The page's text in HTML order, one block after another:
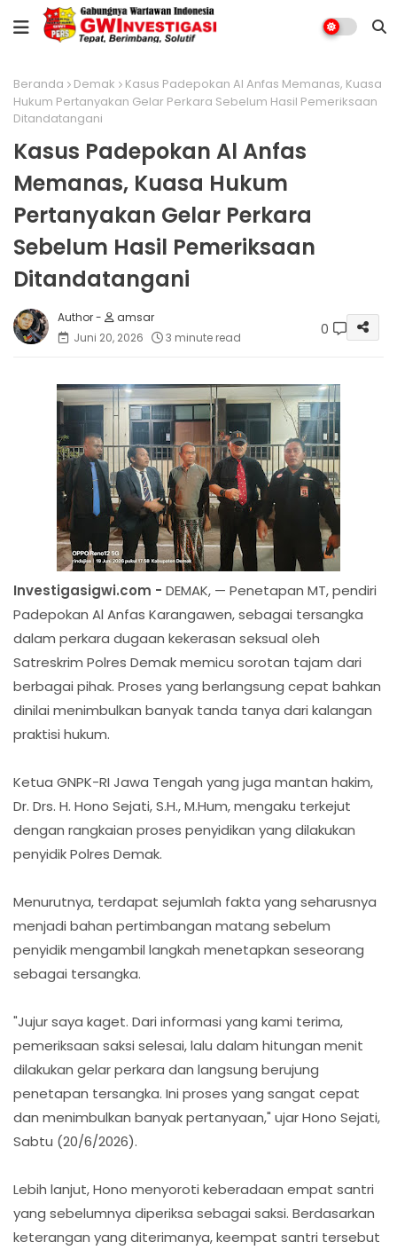
Beranda Demak
Kasus Padepokan Al Anfas Memanas, Kuasa
Hukum Pertanyakan Gelar Perkara Sebelum Hasil Pemeriksaan
Ditandatangani
Kasus Padepokan Al Anfas
Memanas, Kuasa Hukum
Pertanyakan Gelar Perkara
Sebelum Hasil Pemeriksaan
Ditandatangani
amsar
Juni 20, 2026
3 minute read 0
Investigasigwi.com - DEMAK, — Penetapan MT, pendiri
Padepokan Al Anfas Karangawen, sebagai tersangka
dalam perkara dugaan kekerasan seksual oleh
Satreskrim Polres Demak memicu sorotan tajam dari
berbagai pihak. Proses yang berlangsung cepat bahkan
dinilai menimbulkan banyak tanda tanya dari kalangan
praktisi hukum.
Ketua GNPK-RI Jawa Tengah yang juga mantan hakim,
Dr. Drs. H. Hono Sejati, S.H., M.Hum, mengaku terkejut
dengan rangkaian proses penyidikan yang dilakukan
penyidik Polres Demak.
Menurutnya, terdapat sejumlah fakta yang seharusnya
menjadi bahan pertimbangan matang sebelum
penyidik mengambil langkah menetapkan seseorang
sebagai tersangka.
"Jujur saya kaget. Dari informasi yang kami terima,
pemeriksaan saksi selesai, lalu dalam hitungan menit
dilakukan gelar perkara dan langsung berujung
penetapan tersangka. Ini proses yang sangat cepat
dan menimbulkan banyak pertanyaan," ujar Hono Sejati,
Sabtu (20/6/2026).
Lebih lanjut, Hono menyoroti keberadaan empat santri
yang sebelumnya diperiksa sebagai saksi. Berdasarkan
keterangan yang diterimanya, keempat santri tersebut